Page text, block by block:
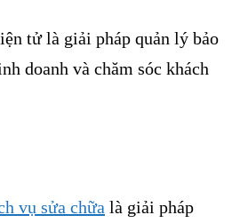
tử là giải pháp quản lý bảo
doanh và chăm sóc khách
vụ sửa chữa là giải pháp